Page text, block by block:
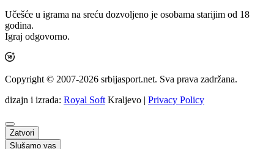
Učešće u igrama na sreću dozvoljeno je osobama starijim od 18
godina.
Igraj odgovorno.
Copyright © 2007-2026 srbijasport.net. Sva prava zadržana.
dizajn i izrada: Royal Soft Kraljevo | Privacy Policy
Zatvori
Slušamo vas